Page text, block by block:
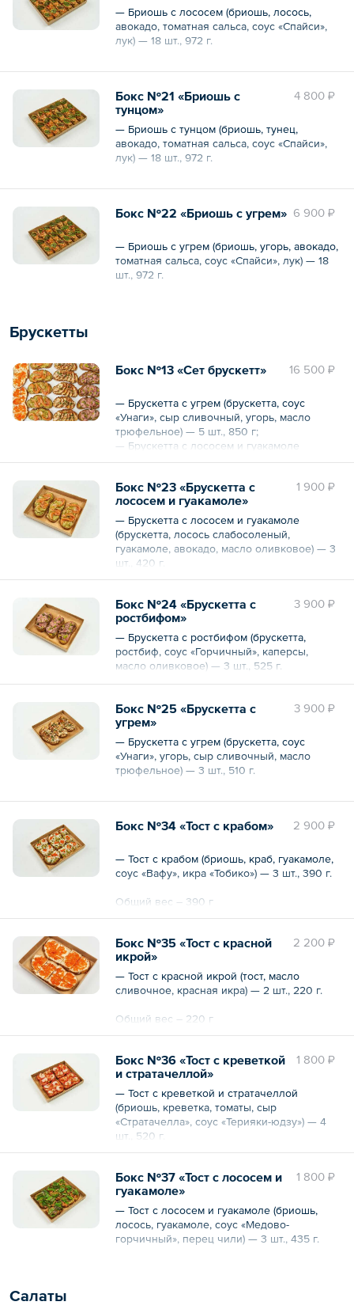
— Бриошь с лососем (бриошь, лосось,
авокадо, томатная сальса, соус «Спайси»,
лук) — 18 шт., 972 г.
Общий вес – 972 г
4 800 ₽
Бокс №21 «Бриошь с
тунцом»
— Бриошь с тунцом (бриошь, тунец,
авокадо, томатная сальса, соус «Спайси»,
лук) — 18 шт., 972 г.
Общий вес – 972 г
6 900 ₽
Бокс №22 «Бриошь с угрем»
— Бриошь с угрем (бриошь, угорь, авокадо,
томатная сальса, соус «Спайси», лук) — 18
шт., 972 г.
Брускетты
16 500 ₽
Бокс №13 «Сет брускетт»
— Брускетта с угрем (брускетта, соус
«Унаги», сыр сливочный, угорь, масло
трюфельное) — 5 шт., 850 г;
— Брускетта с лососем и гуакамоле
(брускетта, лосось слабосоленый,
шт., 700 г;
— Брускетта с ростбифом (брускетта,
ростбиф, соус «Горчичный», каперсы,
масло оливковое ) — 5 шт., 875 г;
— Тост с красной икрой (тост, икра красная,
масло сливочное, лук «Чивис») — 2 шт., 220
Общий вес – 2645 г
1 900 ₽
Бокс №23 «Брускетта с
лососем и гуакамоле»
— Брускетта с лососем и гуакамоле
(брускетта, лосось слабосоленый,
гуакамоле, авокадо, масло оливковое) — 3
шт., 420 г.
3 900 ₽
Бокс №24 «Брускетта с
ростбифом»
— Брускетта с ростбифом (брускетта,
ростбиф, соус «Горчичный», каперсы,
масло оливковое) — 3 шт., 525 г.
3 900 ₽
Бокс №25 «Брускетта с
угрем»
— Брускетта с угрем (брускетта, соус
«Унаги», угорь, сыр сливочный, масло
трюфельное) — 3 шт., 510 г.
Общий вес – 510 г
2 900 ₽
Бокс №34 «Тост с крабом»
— Тост с крабом (бриошь, краб, гуакамоле,
соус «Вафу», икра «Тобико») — 3 шт., 390 г.
Общий вес – 390 г
2 200 ₽
Бокс №35 «Тост с красной
икрой»
— Тост с красной икрой (тост, масло
сливочное, красная икра) — 2 шт., 220 г.
Общий вес – 220 г
1 800 ₽
Бокс №36 «Тост с креветкой
и стратачеллой»
— Тост с креветкой и стратачеллой
(бриошь, креветка, томаты, сыр
«Стратачелла», соус «Терияки-юдзу») — 4
шт., 520 г.
1 800 ₽
Бокс №37 «Тост с лососем и
гуакамоле»
— Тост с лососем и гуакамоле (бриошь,
лосось, гуакамоле, соус «Медово-
горчичный», перец чили) — 3 шт., 435 г.
Салаты